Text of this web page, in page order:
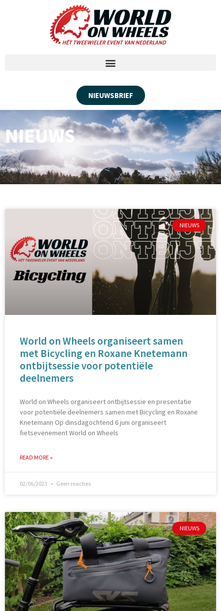
NIEUWSBRIEF
NIEUWS
NIEUWS
World on Wheels organiseert samen
met Bicycling en Roxane Knetemann
ontbijtsessie voor potentiële
deelnemers
World on Wheels organiseert ontbijtsessie en presentatie
voor potentiële deelnemers samen met Bicycling en Roxane
Knetemann Op dinsdagochtend 6 juni organiseert
fietsevenement World on Wheels
READ MORE »
02/06/2023 Geen reacties
NIEUWS